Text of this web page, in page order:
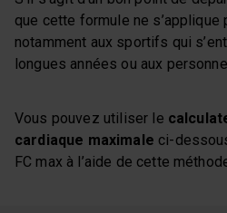
que cette formule ne s’applique
notamment aux sportifs qui
longues années ou aux
Vous pouvez utiliser le
cardiaque maximale ci-
FC max à l’aide de cette